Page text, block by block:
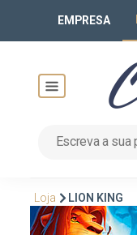
EMPRESA
Loja LION KING